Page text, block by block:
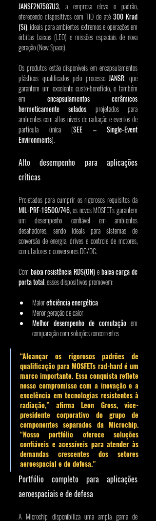
JANSF2N7587U3, a empresa eleva o padrão,
oferecendo dispositivos com TID de até 300 Krad
(Si), ideais para ambientes extremos e operações em
órbitas baixas (LEO) e missões espaciais de nova
geração (New Space).
Os produtos estão disponíveis em encapsulamentos
plásticos qualificados pelo processo JANSR, que
garantem um excelente custo-benefício, e também
em encapsulamentos cerâmicos
hermeticamente selados, projetados para
ambientes com altos níveis de radiação e eventos de
partícula única (SEE – Single-Event
Environments).
Alto desempenho para aplicações
críticas
MIL-PRF-19500/746, os novos MOSFETs garantem
um desempenho confiável em ambientes
desafiadores, sendo ideais para sistemas de
conversão de energia, drives e controle de motores,
comutadores e conversores DC/DC.
Com baixa resistência RDS(ON) e baixa carga de
porta total, esses dispositivos promovem:
Maior eficiência energética
Menor geração de calor
Melhor desempenho de comutação em
comparação com soluções concorrentes
“Alcançar os rigorosos padrões de
qualificação para MOSFETs rad-hard é um
marco importante. Essa conquista reflete
nosso compromisso com a inovação e a
excelência em tecnologias resistentes à
radiação,” afirma Leon Gross, vice-
presidente corporativo do grupo de
componentes separados da Microchip.
“Nosso portfólio oferece soluções
confiáveis e acessíveis para atender às
demandas crescentes dos setores
aeroespacial e de defesa.”
Portfólio completo para aplicações
aeroespaciais e de defesa
A Microchip disponibiliza uma ampla gama de